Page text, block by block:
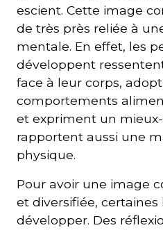
escient. Cette image
de très près reliée à
mentale. En effet, les
développent
face à leur corps,
comportements
et expriment un
rapportent aussi une
physique.
Pour avoir une image
et diversifiée, certaines
développer. Des